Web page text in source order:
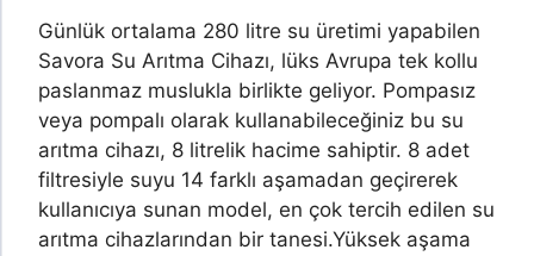
Günlük ortalama 280 litre su üretimi yapabilen
Savora Su Arıtma Cihazı, lüks Avrupa tek kollu
paslanmaz muslukla birlikte geliyor. Pompasız
veya pompalı olarak kullanabileceğiniz bu su
arıtma cihazı, 8 litrelik hacime sahiptir. 8 adet
filtresiyle suyu 14 farklı aşamadan geçirerek
kullanıcıya sunan model, en çok tercih edilen su
arıtma cihazlarından bir tanesi.Yüksek aşama